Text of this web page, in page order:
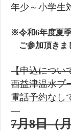
年少～小学生
※令和6年度夏
ご参加頂きま
【申込につい
西益津温水プ
電話予約なし
7月8日（